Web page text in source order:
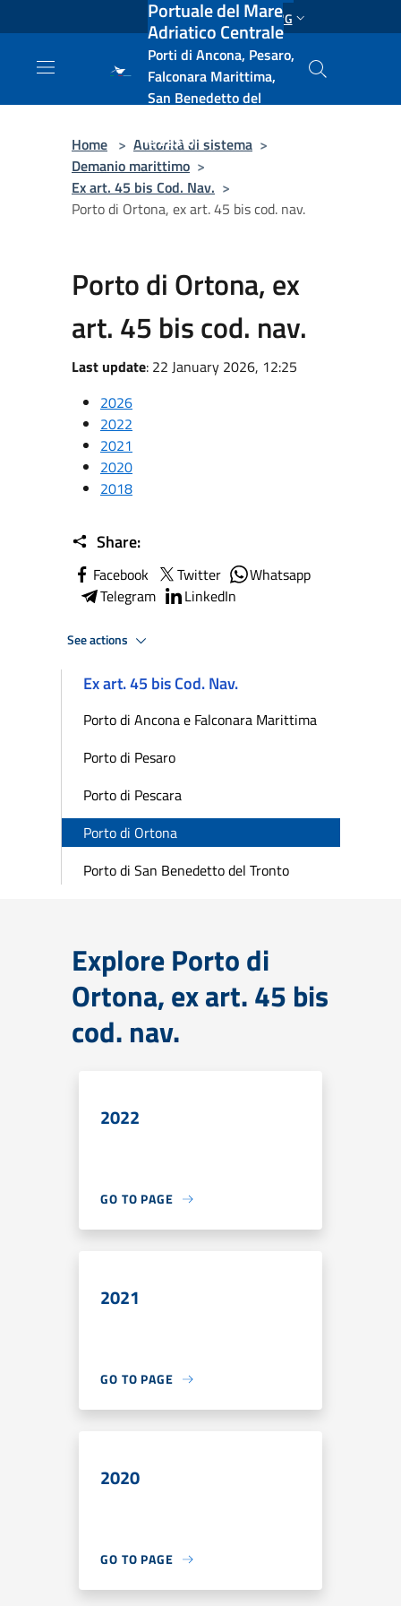
Salta al contenuto principale ENG
Portuale del Mare
Adriatico Centrale
Porti di Ancona, Pesaro,
Falconara Marittima,
San Benedetto del
e Vasto
Home > Autorità di sistema >
Demanio marittimo >
Ex art. 45 bis Cod. Nav. >
Porto di Ortona, ex art. 45 bis cod. nav.
Porto di Ortona, ex
art. 45 bis cod. nav.
Last update: 22 January 2026, 12:25
2026
2022
2021
2020
2018
Share:
Facebook Twitter
Whatsapp
Telegram
LinkedIn
See actions
Ex art. 45 bis Cod. Nav.
Porto di Ancona e Falconara Marittima
Porto di Pesaro
Porto di Pescara
Porto di Ortona
Porto di San Benedetto del Tronto
Explore Porto di
Ortona, ex art. 45 bis
cod. nav.
2022
GO TO PAGE
2021
GO TO PAGE
2020
GO TO PAGE